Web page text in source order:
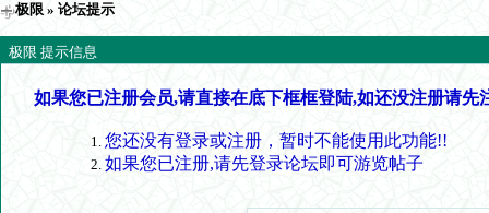
极限 » 论坛提示
极限 提示信息
如果您已注册会员,请直接在底下框框登陆,如还没注册请先
您还没有登录或注册，暂时不能使用此功能!!
如果您已注册,请先登录论坛即可游览帖子